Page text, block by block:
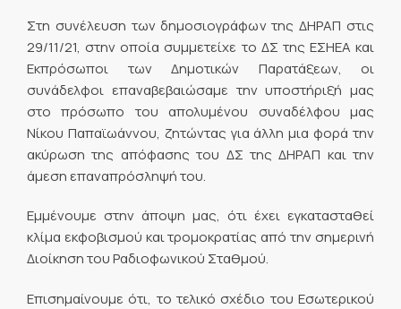
Στη συνέλευση των δημοσιογράφων της ΔΗΡΑΠ στις
29/11/21, στην οποία συμμετείχε το ΔΣ της ΕΣΗΕΑ και
Εκπρόσωποι των Δημοτικών Παρατάξεων, οι
συνάδελφοι επαναβεβαιώσαμε την υποστήριξή μας
στο πρόσωπο του απολυμένου συναδέλφου μας
Νίκου Παπαϊωάννου, ζητώντας για άλλη μια φορά την
ακύρωση της απόφασης του ΔΣ της ΔΗΡΑΠ και την
άμεση επαναπρόσληψή του.
Εμμένουμε στην άποψη μας, ότι έχει εγκατασταθεί
κλίμα εκφοβισμού και τρομοκρατίας από την σημερινή
Διοίκηση του Ραδιοφωνικού Σταθμού.
Επισημαίνουμε ότι, το τελικό σχέδιο του Εσωτερικού